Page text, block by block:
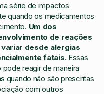
série de impactos
quando os medicamentos
Um dos
de reações
desde alergias
fatais.Essas
reagir de maneira
quando não são prescritas
com outros